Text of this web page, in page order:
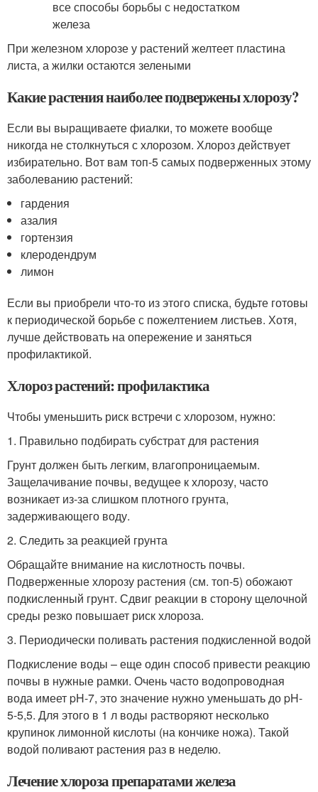
При железном хлорозе у растений желтеет пластина
листа, а жилки остаются зелеными
Какие растения наиболее подвержены хлорозу?
Если вы выращиваете фиалки, то можете вообще
никогда не столкнуться с хлорозом. Хлороз действует
избирательно. Вот вам топ-5 самых подверженных этому
заболеванию растений:
гардения
азалия
гортензия
клеродендрум
лимон
Если вы приобрели что-то из этого списка, будьте готовы
к периодической борьбе с пожелтением листьев. Хотя,
лучше действовать на опережение и заняться
профилактикой.
Хлороз растений: профилактика
Чтобы уменьшить риск встречи с хлорозом, нужно:
1. Правильно подбирать субстрат для растения
Грунт должен быть легким, влагопроницаемым.
Защелачивание почвы, ведущее к хлорозу, часто
возникает из-за слишком плотного грунта,
задерживающего воду.
2. Следить за реакцией грунта
Обращайте внимание на кислотность почвы.
Подверженные хлорозу растения (см. топ-5) обожают
подкисленный грунт. Сдвиг реакции в сторону щелочной
среды резко повышает риск хлороза.
3. Периодически поливать растения подкисленной водой
Подкисление воды – еще один способ привести реакцию
почвы в нужные рамки. Очень часто водопроводная
вода имеет pH-7, это значение нужно уменьшать до pH-
5-5,5. Для этого в 1 л воды растворяют несколько
крупинок лимонной кислоты (на кончике ножа). Такой
водой поливают растения раз в неделю.
Лечение хлороза препаратами железа